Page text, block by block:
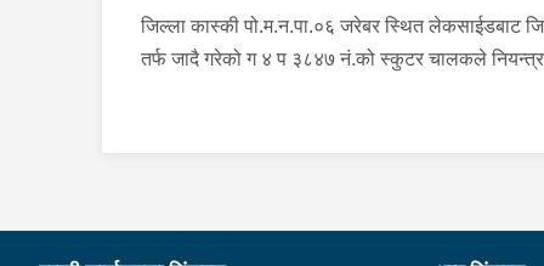
सेवा हस्पिटल दुलेगौडा ल्याईएकोमा प्राम्भिक उपचार पश्चात
उपचारको लागी ०७:५५ बजे पोखरा रिफर भएको ।
जिल्ला कास्की पो.म.न.पा.०६ जरेबर स्थित लेकसाईडबाट
तर्फ जादै गरेको ग ४ प ३८४७ नं.को स्कुटर चालकले